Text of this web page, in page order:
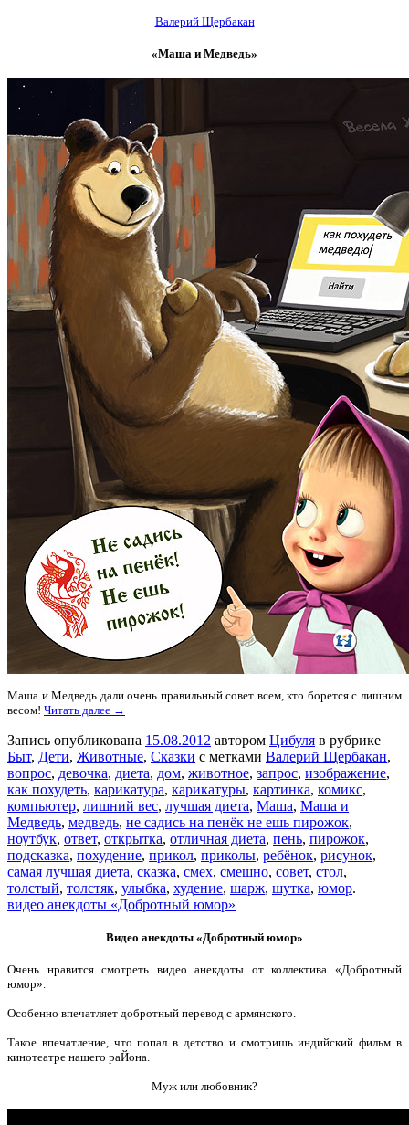
Валерий Щербакан
«Маша и Медведь»
Маша и Медведь дали очень правильный совет всем, кто борется с лишним
весом! Читать далее →
Запись опубликована 15.08.2012 автором Цибуля в рубрике
Быт, Дети, Животные, Сказки с метками Валерий Щербакан,
вопрос, девочка, диета, дом, животное, запрос, изображение,
как похудеть, карикатура, карикатуры, картинка, комикс,
компьютер, лишний вес, лучшая диета, Маша, Маша и
Медведь, медведь, не садись на пенёк не ешь пирожок,
ноутбук, ответ, открытка, отличная диета, пень, пирожок,
подсказка, похудение, прикол, приколы, ребёнок, рисунок,
самая лучшая диета, сказка, смех, смешно, совет, стол,
толстый, толстяк, улыбка, худение, шарж, шутка, юмор.
видео анекдоты «Добротный юмор»
Видео анекдоты «Добротный юмор»
Очень нравится смотреть видео анекдоты от коллектива «Добротный
юмор».
Особенно впечатляет добротный перевод с армянского.
Такое впечатление, что попал в детство и смотришь индийский фильм в
кинотеатре нашего раЙона.
Муж или любовник?